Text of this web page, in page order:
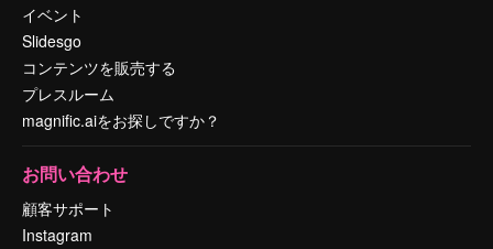
イベント
Slidesgo
コンテンツを販売する
プレスルーム
magnific.aiをお探しですか？
お問い合わせ
顧客サポート
Instagram